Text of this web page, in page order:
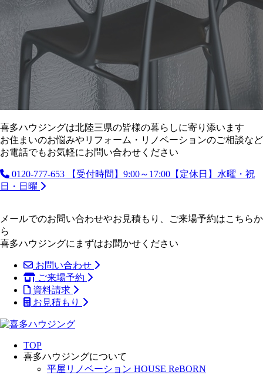
喜多ハウジングは北陸三県の皆様の暮らしに寄り添います
お住まいのお悩みやリフォーム・リノベーションのご相談など
お電話でもお気軽にお問い合わせください
0120-777-653
【受付時間】9:00～17:00【定休日】水曜・祝
日・日曜
メールでのお問い合わせやお見積もり、ご来場予約はこちらか
ら
喜多ハウジングにまずはお聞かせください
お問い合わせ
ご来場予約
資料請求
お見積もり
TOP
喜多ハウジングについて
平屋リノベーション HOUSE ReBORN